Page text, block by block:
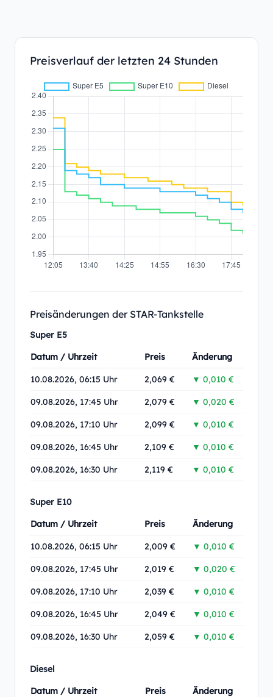
Preisverlauf der letzten 24 Stunden
Preisänderungen der STAR-Tankstelle
Super E5
Datum / Uhrzeit
Preis Änderung
10.08.2026, 06:15 Uhr 2,069 € ▼ 0,010 €
09.08.2026, 17:45 Uhr 2,079 € ▼ 0,020 €
09.08.2026, 17:10 Uhr 2,099 € ▼ 0,010 €
09.08.2026, 16:45 Uhr 2,109 € ▼ 0,010 €
09.08.2026, 16:30 Uhr 2,119 € ▼ 0,010 €
Super E10
Datum / Uhrzeit
Preis Änderung
10.08.2026, 06:15 Uhr 2,009 € ▼ 0,010 €
09.08.2026, 17:45 Uhr 2,019 € ▼ 0,020 €
09.08.2026, 17:10 Uhr 2,039 € ▼ 0,010 €
09.08.2026, 16:45 Uhr 2,049 € ▼ 0,010 €
09.08.2026, 16:30 Uhr 2,059 € ▼ 0,010 €
Diesel
Datum / Uhrzeit
Preis Änderung